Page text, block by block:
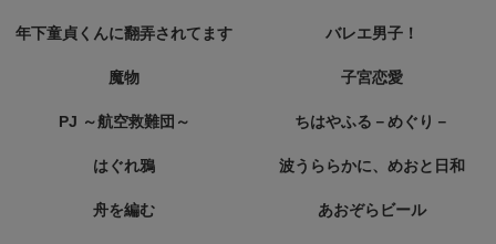
年下童貞くんに翻弄されてます バレエ男子！
魔物 子宮恋愛
PJ ～航空救難団～ ちはやふる－めぐり－
はぐれ鴉 波うららかに、めおと日和
舟を編む あおぞらビール